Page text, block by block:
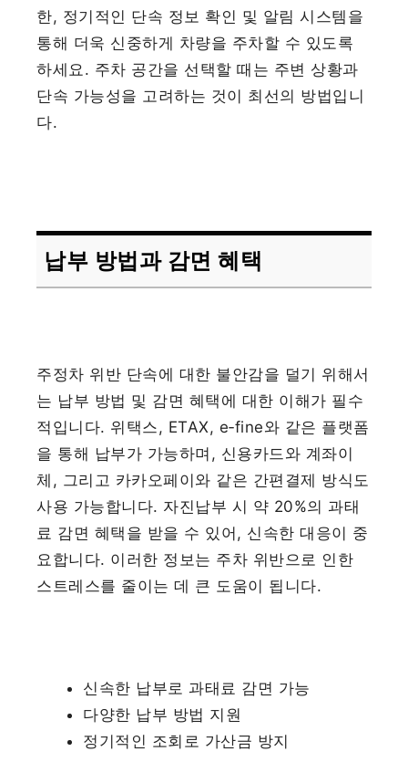
한, 정기적인 단속 정보 확인 및 알림 시스템을
통해 더욱 신중하게 차량을 주차할 수 있도록
하세요. 주차 공간을 선택할 때는 주변 상황과
단속 가능성을 고려하는 것이 최선의 방법입니
다.
납부 방법과 감면 혜택
주정차 위반 단속에 대한 불안감을 덜기 위해서
는 납부 방법 및 감면 혜택에 대한 이해가 필수
적입니다. 위택스, ETAX, e‑fine와 같은 플랫폼
을 통해 납부가 가능하며, 신용카드와 계좌이
체, 그리고 카카오페이와 같은 간편결제 방식도
사용 가능합니다. 자진납부 시 약 20%의 과태
료 감면 혜택을 받을 수 있어, 신속한 대응이 중
요합니다. 이러한 정보는 주차 위반으로 인한
스트레스를 줄이는 데 큰 도움이 됩니다.
신속한 납부로 과태료 감면 가능
다양한 납부 방법 지원
정기적인 조회로 가산금 방지